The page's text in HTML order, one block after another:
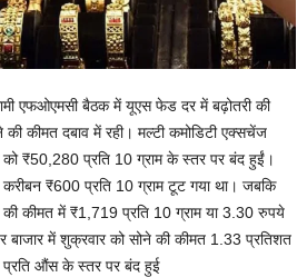
एफओएमसी बैठक में यूएस फेड दर में बढ़ोतरी की
कीमत दबाव में रही। मल्टी कमोडिटी एक्सचेंज
₹50,280 प्रति 10 ग्राम के स्तर पर बंद हुईं।
₹600 प्रति 10 ग्राम टूट गया था। जबकि
की कीमत में ₹1,719 प्रति 10 ग्राम या 3.30 रुपये
बाजार में शुक्रवार को सोने की कीमत 1.33 प्रतिशत
प्रति औंस के स्तर पर बंद हुई